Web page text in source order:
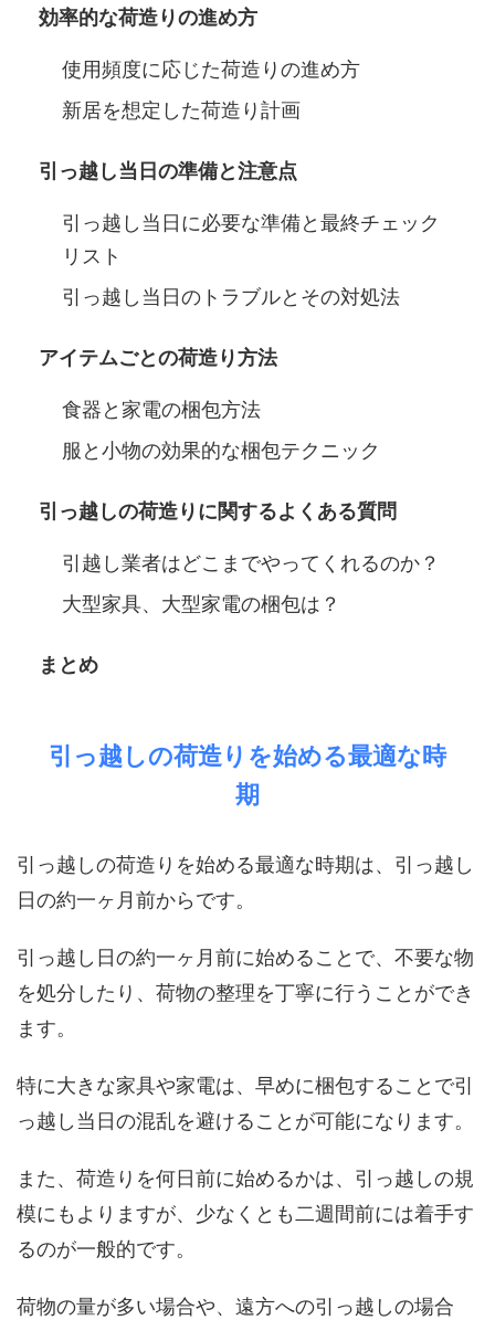
効率的な荷造りの進め方
使用頻度に応じた荷造りの進め方
新居を想定した荷造り計画
引っ越し当日の準備と注意点
引っ越し当日に必要な準備と最終チェック
リスト
引っ越し当日のトラブルとその対処法
アイテムごとの荷造り方法
食器と家電の梱包方法
服と小物の効果的な梱包テクニック
引っ越しの荷造りに関するよくある質問
引越し業者はどこまでやってくれるのか？
大型家具、大型家電の梱包は？
まとめ
引っ越しの荷造りを始める最適な時
期
引っ越しの荷造りを始める最適な時期は、引っ越し
日の約一ヶ月前からです。
引っ越し日の約一ヶ月前に始めることで、不要な物
を処分したり、荷物の整理を丁寧に行うことができ
ます。
特に大きな家具や家電は、早めに梱包することで引
っ越し当日の混乱を避けることが可能になります。
また、荷造りを何日前に始めるかは、引っ越しの規
模にもよりますが、少なくとも二週間前には着手す
るのが一般的です。
荷物の量が多い場合や、遠方への引っ越しの場合